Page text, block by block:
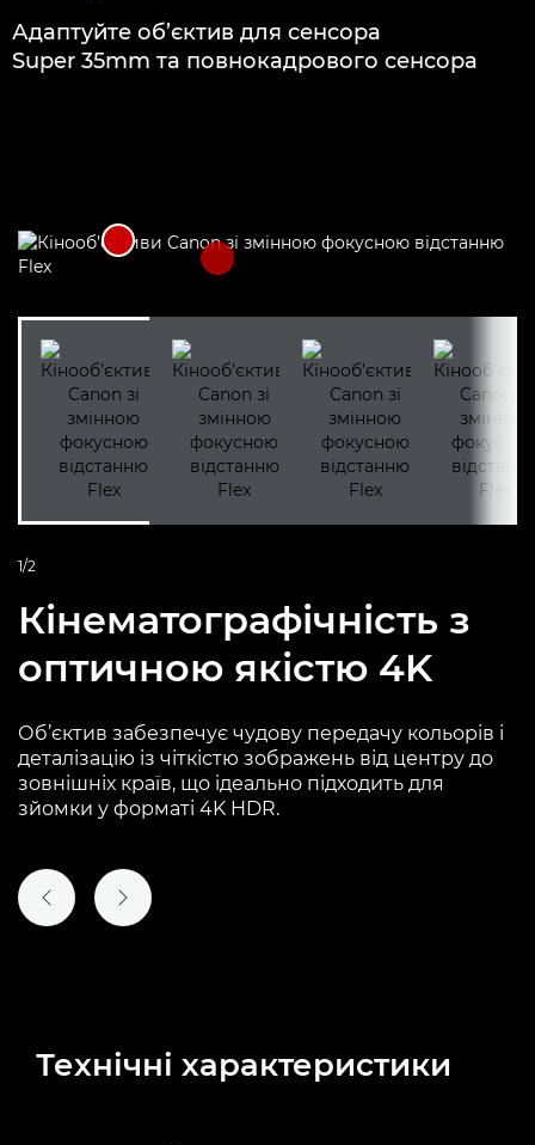
Адаптуйте об’єктив для сенсора
Super 35mm та повнокадрового сенсора
1/2
Кінематографічність з
оптичною якістю 4K
Об’єктив забезпечує чудову передачу кольорів і
деталізацію із чіткістю зображень від центру до
зовнішніх країв, що ідеально підходить для
зйомки у форматі 4K HDR.
ПОПЕРЕДНІЙ СЛАЙД
НАСТУПНИЙ СЛАЙД
Технічні характеристики